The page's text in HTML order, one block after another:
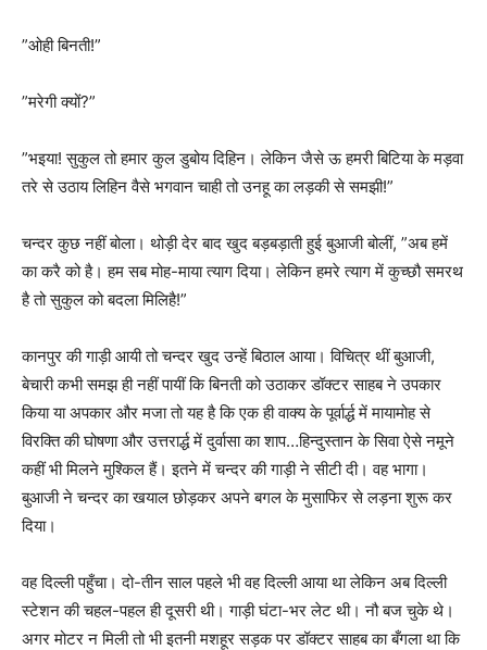
”ओही बिनती!”
”मरेगी क्यों?”
”भइया! सुकुल तो हमार कुल डुबोय दिहिन। लेकिन जैसे ऊ हमरी बिटिया के मड़वा
तरे से उठाय लिहिन वैसे भगवान चाही तो उनहू का लड़की से समझी!”
चन्दर कुछ नहीं बोला। थोड़ी देर बाद खुद बड़बड़ाती हुई बुआजी बोलीं, ”अब हमें
का करै को है। हम सब मोह-माया त्याग दिया। लेकिन हमरे त्याग में कुच्छौ समरथ
है तो सुकुल को बदला मिलिहै!”
कानपुर की गाड़ी आयी तो चन्दर खुद उन्हें बिठाल आया। विचित्र थीं बुआजी,
बेचारी कभी समझ ही नहीं पायीं कि बिनती को उठाकर डॉक्टर साहब ने उपकार
किया या अपकार और मजा तो यह है कि एक ही वाक्य के पूर्वार्द्ध में मायामोह से
विरक्ति की घोषणा और उत्तरार्द्ध में दुर्वासा का शाप…हिन्दुस्तान के सिवा ऐसे नमूने
कहीं भी मिलने मुश्किल हैं। इतने में चन्दर की गाड़ी ने सीटी दी। वह भागा।
बुआजी ने चन्दर का खयाल छोड़कर अपने बगल के मुसाफिर से लड़ना शुरू कर
दिया।
वह दिल्ली पहुँचा। दो-तीन साल पहले भी वह दिल्ली आया था लेकिन अब दिल्ली
स्टेशन की चहल-पहल ही दूसरी थी। गाड़ी घंटा-भर लेट थी। नौ बज चुके थे।
अगर मोटर न मिली तो भी इतनी मशहूर सड़क पर डॉक्टर साहब का बँगला था कि